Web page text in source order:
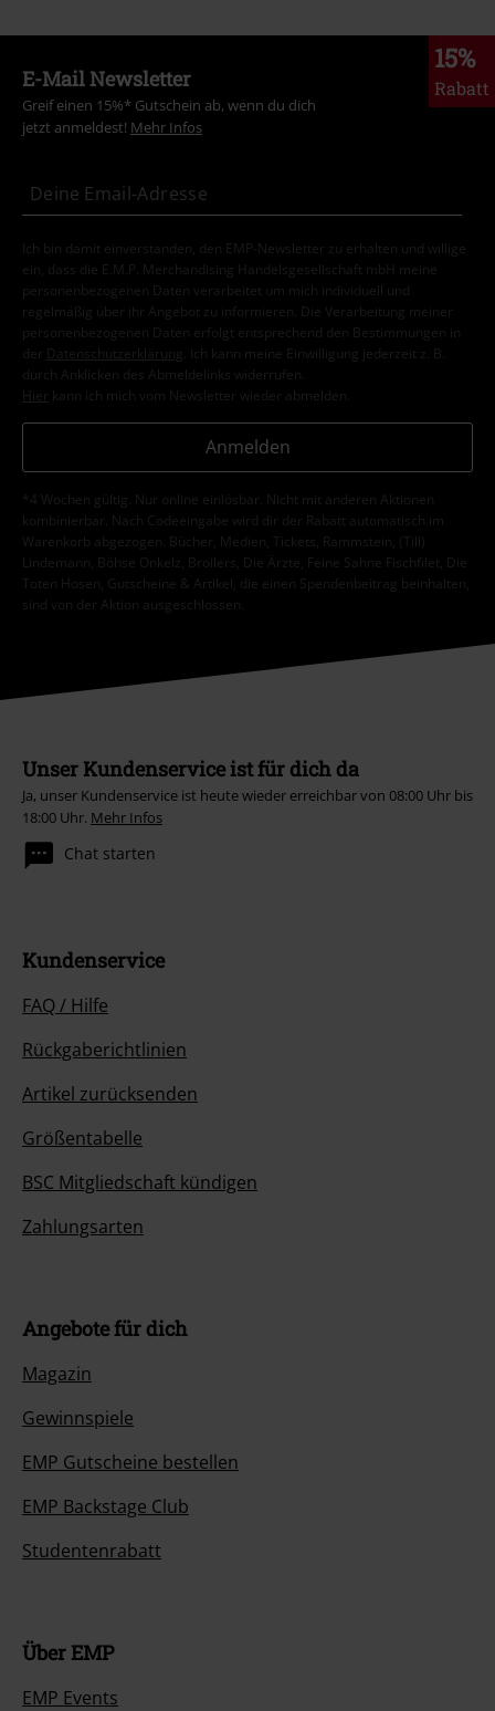
15%
Rabatt
E-Mail Newsletter
Greif einen 15%* Gutschein ab, wenn du dich
jetzt anmeldest! Mehr Infos
Ich bin damit einverstanden, den EMP-Newsletter zu erhalten und willige
ein, dass die E.M.P. Merchandising Handelsgesellschaft mbH meine
personenbezogenen Daten verarbeitet um mich individuell und
regelmäßig über ihr Angebot zu informieren. Die Verarbeitung meiner
personenbezogenen Daten erfolgt entsprechend den Bestimmungen in
der
Datenschutzerklärung
. Ich kann meine Einwilligung jederzeit z. B.
durch Anklicken des Abmeldelinks widerrufen.
Hier kann ich mich vom Newsletter wieder abmelden.
Anmelden
*4 Wochen gültig. Nur online einlösbar. Nicht mit anderen Aktionen
kombinierbar. Nach Codeeingabe wird dir der Rabatt automatisch im
Warenkorb abgezogen. Bücher, Medien, Tickets, Rammstein, (Till)
Lindemann, Böhse Onkelz, Broilers, Die Ärzte, Feine Sahne Fischfilet, Die
Toten Hosen, Gutscheine & Artikel, die einen Spendenbeitrag beinhalten,
sind von der Aktion ausgeschlossen.
Unser Kundenservice ist für dich da
Ja, unser Kundenservice ist heute wieder erreichbar von 08:00 Uhr bis
18:00 Uhr. Mehr Infos
Chat starten
Kundenservice
FAQ / Hilfe
Rückgaberichtlinien
Artikel zurücksenden
Größentabelle
BSC Mitgliedschaft kündigen
Zahlungsarten
Angebote für dich
Magazin
Gewinnspiele
EMP Gutscheine bestellen
EMP Backstage Club
Studentenrabatt
Über EMP
EMP Events